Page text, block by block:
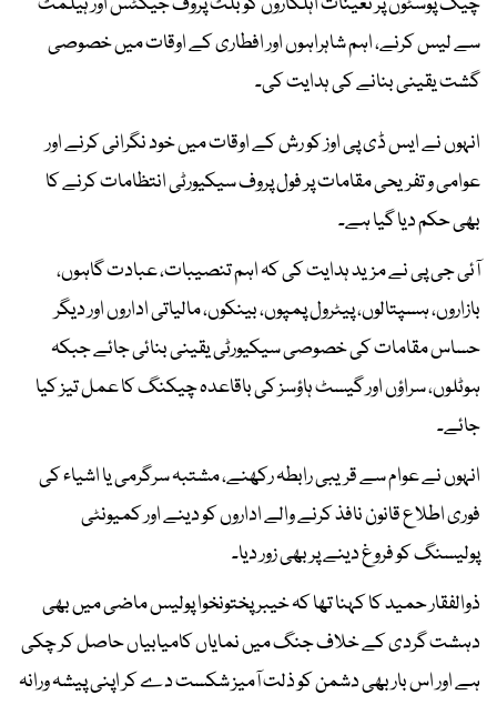
سے لیس کرنے، اہم شاہراہوں اور افطاری کے اوقات میں خصوصی
گشت یقینی بنانے کی ہدایت کی۔
انہوں نے ایس ڈی پی اوز کو رش کے اوقات میں خود نگرانی کرنے اور
عوامی و تفریحی مقامات پر فول پروف سیکیورٹی انتظامات کرنے کا
بھی حکم دیا گیا ہے۔
آئی جی پی نے مزید ہدایت کی کہ اہم تنصیبات، عبادت گاہوں،
بازاروں، ہسپتالوں، پیٹرول پمپوں، بینکوں، مالیاتی اداروں اور دیگر
حساس مقامات کی خصوصی سیکیورٹی یقینی بنائی جائے جبکہ
ہوٹلوں، سراؤں اور گیسٹ ہاؤسز کی باقاعدہ چیکنگ کا عمل تیز کیا
جائے۔
انہوں نے عوام سے قریبی رابطہ رکھنے، مشتبہ سرگرمی یا اشیاء کی
فوری اطلاع قانون نافذ کرنے والے اداروں کو دینے اور کمیونٹی
پولیسنگ کو فروغ دینے پر بھی زور دیا۔
ذوالفقار حمید کا کہنا تھا کہ خیبر پختونخوا پولیس ماضی میں بھی
دہشت گردی کے خلاف جنگ میں نمایاں کامیابیاں حاصل کر چکی
ہے اور اس بار بھی دشمن کو ذلت آمیز شکست دے کر اپنی پیشہ ورانہ